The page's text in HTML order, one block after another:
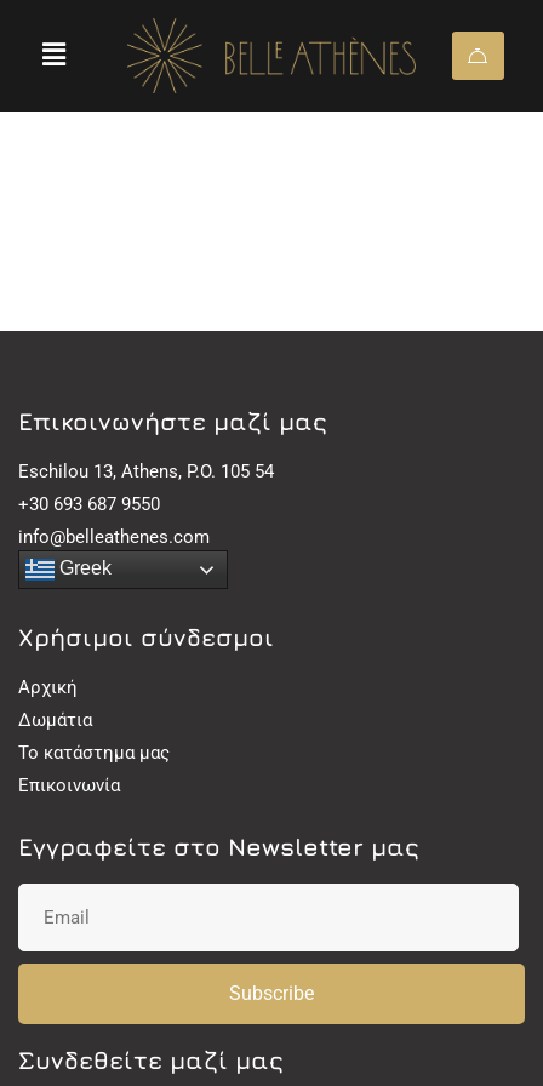
Eπικοινωνήστε μαζί μας
Eschilou 13, Athens, P.O. 105 54
+30 693 687 9550
info@belleathenes.com
Greek
Χρήσιμοι σύνδεσμοι
Αρχική
Δωμάτια
Το κατάστημα μας
Επικοινωνία
Εγγραφείτε στο Newsletter μας
Subscribe
Συνδεθείτε μαζί μας